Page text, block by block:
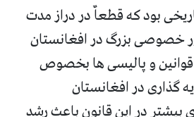
بود که قطعاٌ در دراز مدت
خصوصی بزرگ در افغانستان
و پالیسی ها بخصوص
گذاری در افغانستان
بیشتر در این قانون باعث رشد